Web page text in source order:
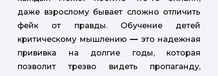
даже взрослому бывает сложно отличить
фейк от правды. Обучение детей
критическому мышлению — это надежная
прививка на долгие годы, которая
позволит трезво видеть пропаганду,